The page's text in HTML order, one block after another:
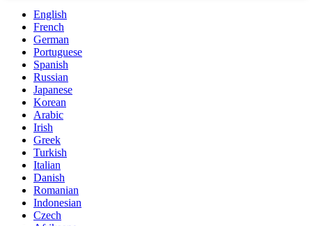
English
French
German
Portuguese
Spanish
Russian
Japanese
Korean
Arabic
Irish
Greek
Turkish
Italian
Danish
Romanian
Indonesian
Czech